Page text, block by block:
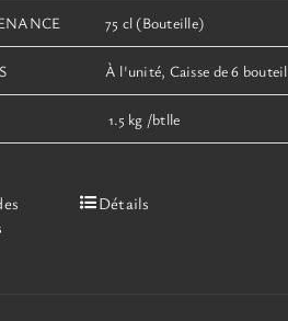
75 cl (Bouteille)
À l'unité, Caisse de 6
1.5 kg /btlle
CeDétails